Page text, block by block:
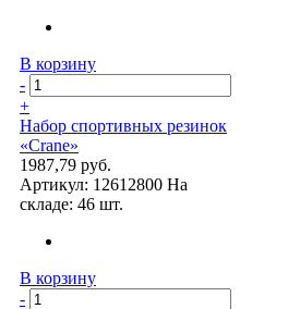
В корзину
-
+
Набор спортивных резинок
«Crane»
1987,79 руб.
Артикул: 12612800 На
складе: 46 шт.
В корзину
-